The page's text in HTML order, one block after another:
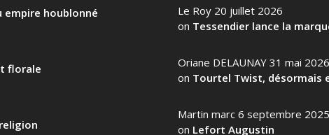
empire houblonné
florale
Le Roy 20 juillet 2026
on Tessendier lance la
Oriane DELAUNAY 31 mai 2026
on Tourtel Twist, désormais
Martin marc 6 septembre 2025
on Lefort Augustin